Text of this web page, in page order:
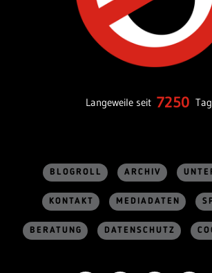
Langeweile seit 7250
BLOGROLL ARCHIV
KONTAKT MEDIADATEN
BERATUNG DATENSCHUTZ